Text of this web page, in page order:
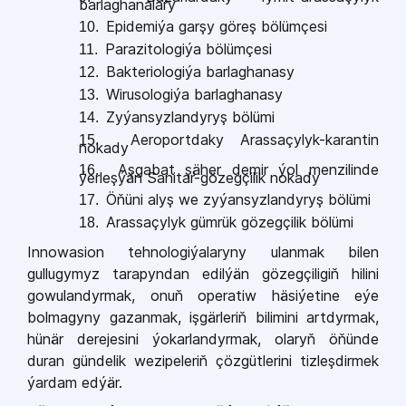
barlaghanalary
10. Epidemiýa garşy göreş bölümçesi
11. Parazitologiýa bölümçesi
12. Bakteriologiýa barlaghanasy
13. Wirusologiýa barlaghanasy
14. Zyýansyzlandyryş bölümi
15. Aeroportdaky Arassaçylyk-karantin
nokady
16. Aşgabat şäher demir ýol menzilinde
ýerleşýän Sanitar-gözegçilik nokady
17. Öňüni alyş we zyýansyzlandyryş bölümi
18. Arassaçylyk gümrük gözegçilik bölümi
Innowasion tehnologiýalaryny ulanmak bilen
gullugymyz tarapyndan edilýän gözegçiligiň hilini
gowulandyrmak, onuň operatiw häsiýetine eýe
bolmagyny gazanmak, işgärleriň bilimini artdyrmak,
hünär derejesini ýokarlandyrmak, olaryň öňünde
duran gündelik wezipeleriň çözgütlerini tizleşdirmek
ýardam edýär.